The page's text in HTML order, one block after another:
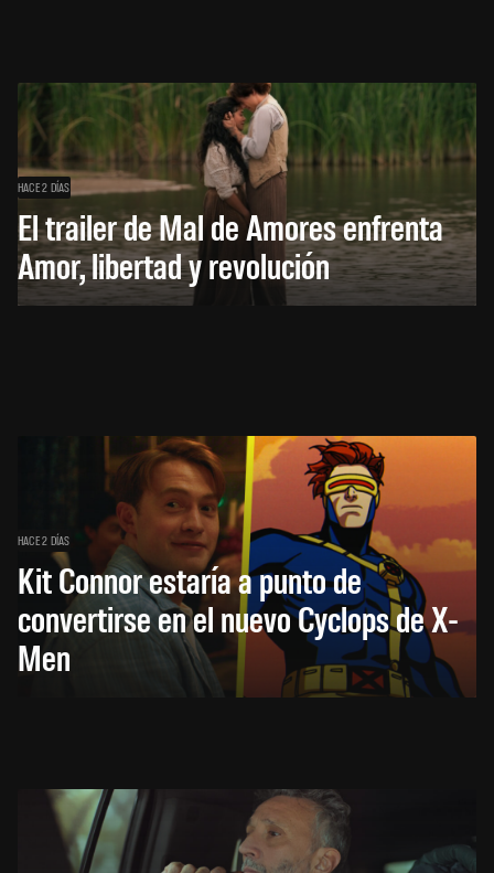
HACE 2 DÍAS
El trailer de Mal de Amores enfrenta
Amor, libertad y revolución
HACE 2 DÍAS
Kit Connor estaría a punto de
convertirse en el nuevo Cyclops de X-
Men